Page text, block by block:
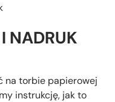
NADRUK
na torbie papierowej
instrukcję, jak to